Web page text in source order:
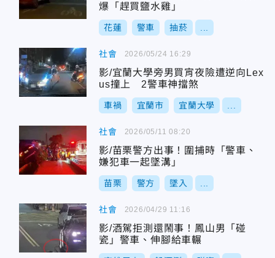
爆「趕買鹽水雞」
花蓮 警車 抽菸
社會
影/宜蘭大學旁男買宵夜險遭逆向Lex
us撞上 2警車神擋煞
車禍 宜蘭市 宜蘭大學
2026/05/24 16:29
社會
影/苗栗警方出事！圍捕時「警車、
嫌犯車一起墜溝」
苗栗 警方 墜入
2026/05/11 08:20
社會
影/酒駕拒測還鬧事！鳳山男「碰
瓷」警車、伸腳給車輾
2026/04/29 11:16